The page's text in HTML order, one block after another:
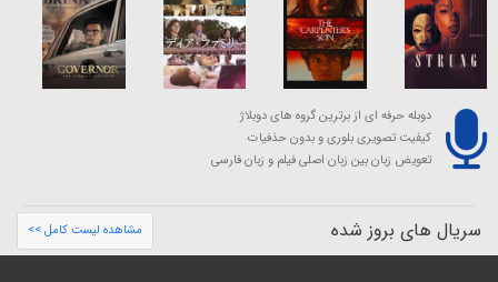
دوبله حرفه ای از برترین گروه های دوبلاژ
کیفیت تصویری بلوری و بدون حذفیات
تعویض زبان بین زبان اصلی فیلم و زبان فارسی
سریال های بروز شده مشاهده لیست کامل >>